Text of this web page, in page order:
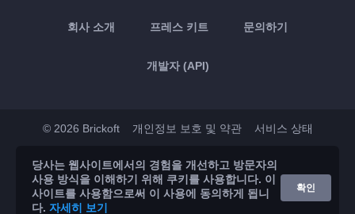
회사 소개 프레스 키트 문의하기
개발자 (API)
© 2026 Brickoft 개인정보 보호 및 약관 서비스 상태
App Store Google Play
당사는 웹사이트에서의 경험을 개선하고 방문자의
사용 방식을 이해하기 위해 쿠키를 사용합니다. 이
사이트를 사용함으로써 이 사용에 동의하게 됩니
다. 자세히 보기
확인